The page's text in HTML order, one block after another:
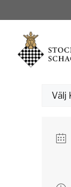
till
innehåll